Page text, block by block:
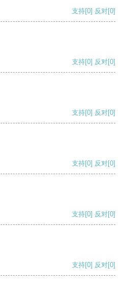
支持[0] 反对[0]
支持[0] 反对[0]
支持[0] 反对[0]
支持[0] 反对[0]
支持[0] 反对[0]
支持[0] 反对[0]